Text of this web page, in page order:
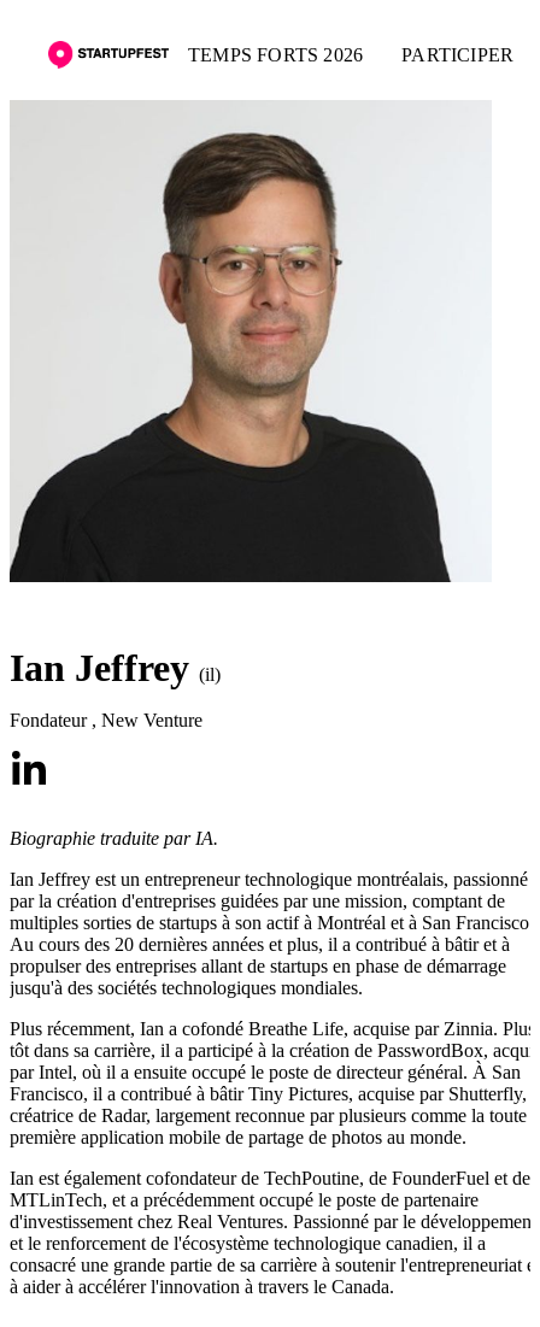
TEMPS FORTS 2026 PARTICIPER
Ian Jeffrey (il)
Fondateur , New Venture
Biographie traduite par IA.
Ian Jeffrey est un entrepreneur technologique montréalais, passionné
par la création d'entreprises guidées par une mission, comptant de
multiples sorties de startups à son actif à Montréal et à San Francisco.
Au cours des 20 dernières années et plus, il a contribué à bâtir et à
propulser des entreprises allant de startups en phase de démarrage
jusqu'à des sociétés technologiques mondiales.
Plus récemment, Ian a cofondé Breathe Life, acquise par Zinnia. Plus
tôt dans sa carrière, il a participé à la création de PasswordBox,
par Intel, où il a ensuite occupé le poste de directeur général. À San
Francisco, il a contribué à bâtir Tiny Pictures, acquise par Shutterfly,
créatrice de Radar, largement reconnue par plusieurs comme la toute
première application mobile de partage de photos au monde.
Ian est également cofondateur de TechPoutine, de FounderFuel et de
MTLinTech, et a précédemment occupé le poste de partenaire
d'investissement chez Real Ventures. Passionné par le développement
et le renforcement de l'écosystème technologique canadien, il a
consacré une grande partie de sa carrière à soutenir l'entrepreneuriat et
à aider à accélérer l'innovation à travers le Canada.